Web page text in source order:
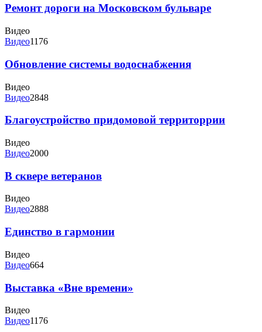
Ремонт дороги на Московском бульваре
Видео
Видео1176
Обновление системы водоснабжения
Видео
Видео2848
Благоустройство придомовой территоррии
Видео
Видео2000
В сквере ветеранов
Видео
Видео2888
Единство в гармонии
Видео
Видео664
Выставка «Вне времени»
Видео
Видео1176